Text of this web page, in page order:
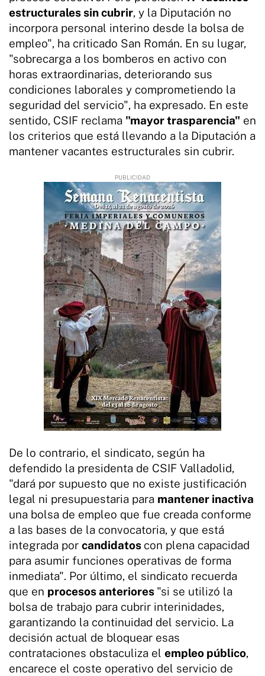
estructurales sin cubrir, y la Diputación no
incorpora personal interino desde la bolsa de
empleo", ha criticado San Román. En su lugar,
"sobrecarga a los bomberos en activo con
horas extraordinarias, deteriorando sus
condiciones laborales y comprometiendo la
seguridad del servicio", ha expresado. En este
sentido, CSIF reclama "mayor trasparencia" en
los criterios que está llevando a la Diputación a
mantener vacantes estructurales sin cubrir.
De lo contrario, el sindicato, según ha
defendido la presidenta de CSIF Valladolid,
"dará por supuesto que no existe justificación
legal ni presupuestaria para mantener inactiva
una bolsa de empleo que fue creada conforme
a las bases de la convocatoria, y que está
integrada por candidatos con plena capacidad
para asumir funciones operativas de forma
inmediata". Por último, el sindicato recuerda
que en procesos anteriores "si se utilizó la
bolsa de trabajo para cubrir interinidades,
garantizando la continuidad del servicio. La
decisión actual de bloquear esas
contrataciones obstaculiza el empleo público,
encarece el coste operativo del servicio de